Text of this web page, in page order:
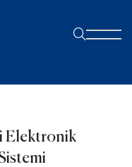
Elektronik